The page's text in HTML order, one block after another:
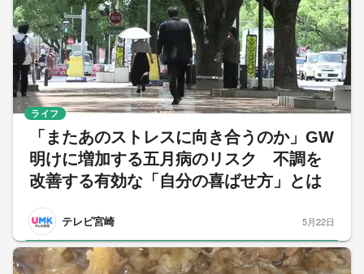
「またあのストレスに向き合うのか」GW
明けに増加する五月病のリスク 不調を
改善する有効な「自分の喜ばせ方」とは
テレビ宮崎
ライフ
5月22日